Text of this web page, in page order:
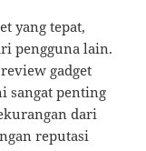
yang tepat,
pengguna lain.
gadget
sangat penting
dari
reputasi